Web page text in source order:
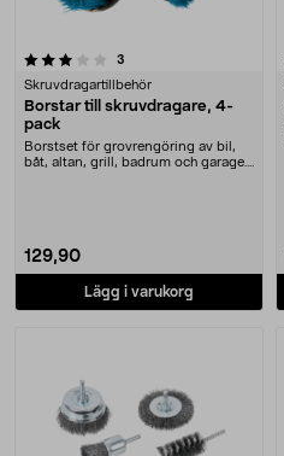
3
Skruvdragartillbehör
Borstar till skruvdragare, 4-
pack
Borstset för grovrengöring av bil,
båt, altan, grill, badrum och garage.
129,90
Lägg i varukorg
4.5 av 5 stjärnor